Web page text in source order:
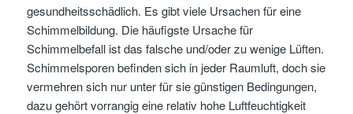
gesundheitsschädlich. Es gibt viele Ursachen für eine
Schimmelbildung. Die häufigste Ursache für
Schimmelbefall ist das falsche und/oder zu wenige Lüften.
Schimmelsporen befinden sich in jeder Raumluft, doch sie
vermehren sich nur unter für sie günstigen Bedingungen,
dazu gehört vorrangig eine relativ hohe Luftfeuchtigkeit